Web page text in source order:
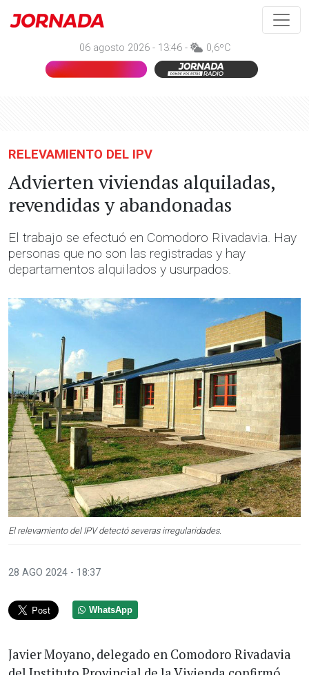
06 agosto 2026 - 13:46 - 0,6ºC
RELEVAMIENTO DEL IPV
Advierten viviendas alquiladas,
revendidas y abandonadas
El trabajo se efectuó en Comodoro Rivadavia. Hay
personas que no son las registradas y hay
departamentos alquilados y usurpados.
El relevamiento del IPV detectó severas irregularidades.
28 AGO 2024 - 18:37
WhatsApp
Javier Moyano, delegado en Comodoro Rivadavia